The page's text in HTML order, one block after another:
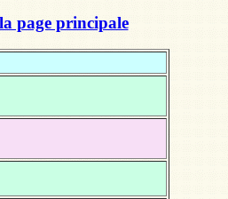
page principale